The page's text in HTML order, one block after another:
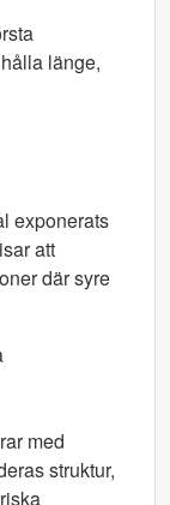
länge,
exponerats
att
där syre
med
struktur,